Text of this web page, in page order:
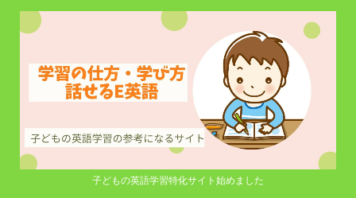
子どもの英語学習特化サイト始めました